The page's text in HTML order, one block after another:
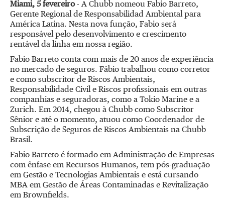
Miami, 5 fevereiro- A Chubb nomeou Fabio Barreto,
Gerente Regional de Responsabilidad Ambiental para
América Latina. Nesta nova função, Fabio será
responsável pelo desenvolvimento e crescimento
rentável da linha em nossa região.
Fabio Barreto conta com mais de 20 anos de experiência
no mercado de seguros. Fábio trabalhou como corretor
e como subscritor de Riscos Ambientais,
Responsabilidade Civil e Riscos profissionais em outras
companhias e seguradoras, como a Tokio Marine e a
Zurich. Em 2014, chegou à Chubb como Subscritor
Sênior e até o momento, atuou como Coordenador de
Subscrição de Seguros de Riscos Ambientais na Chubb
Brasil.
Fabio Barreto é formado em Administração de Empresas
com ênfase em Recursos Humanos, tem pós-graduação
em Gestão e Tecnologias Ambientais e está cursando
MBA em Gestão de Áreas Contaminadas e Revitalização
em Brownfields.